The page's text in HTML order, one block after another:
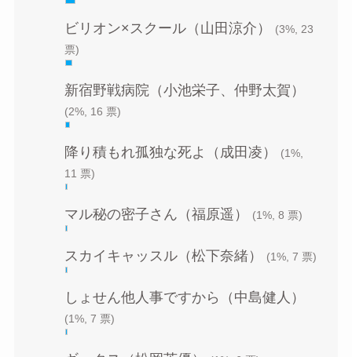
ビリオン×スクール（山田涼介）
(3%, 23
票)
新宿野戦病院（小池栄子、仲野太賀）
(2%, 16 票)
降り積もれ孤独な死よ（成田凌）
(1%,
11 票)
マル秘の密子さん（福原遥） (1%, 8 票)
スカイキャッスル（松下奈緒） (1%, 7 票)
しょせん他人事ですから（中島健人）
(1%, 7 票)